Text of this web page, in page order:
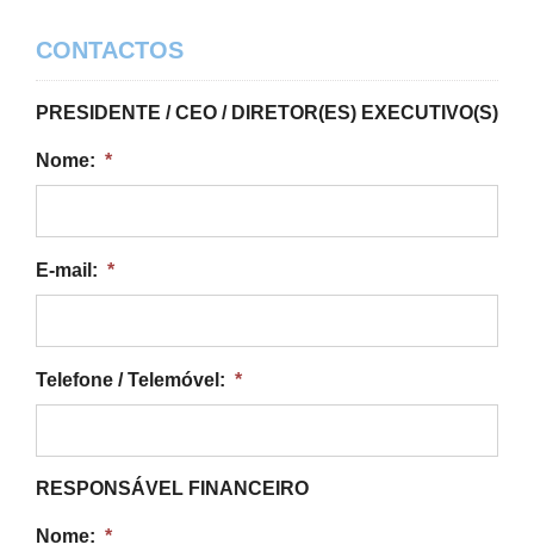
CONTACTOS
PRESIDENTE / CEO / DIRETOR(ES) EXECUTIVO(S)
Nome: *
E-mail: *
Telefone / Telemóvel: *
RESPONSÁVEL FINANCEIRO
Nome: *